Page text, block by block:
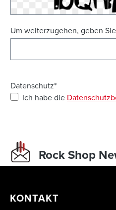
Um weiterzugehen, geben
Datenschutz*
Ich habe die
Rock Shop
KONTAKT